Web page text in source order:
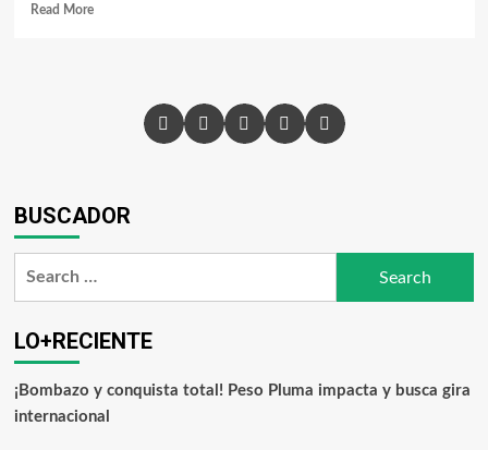
Read More
BUSCADOR
LO+RECIENTE
¡Bombazo y conquista total! Peso Pluma impacta y busca gira
internacional